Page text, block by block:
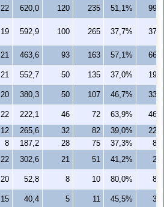
22 620,0 120 235 51,1%
99
19 592,9 100 265 37,7% 37
21 463,6 93 163 57,1%
66
21 552,7 50 135 37,0%
19
20 380,3 50 107 46,7%
33
22 222,1 46 72 63,9%
46
12 265,6 32 82 39,0%
22
8 187,2 28 75 37,3%
8
22 302,6 21 51 41,2%
2
20 52,8 8 10 80,0%
8
15 40,4 5 11 45,5% 3